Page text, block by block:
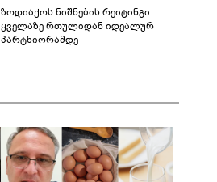
ზოდიაქოს ნიშნების რეიტინგი:
ყველაზე რთულიდან იდეალურ
პარტნიორამდე